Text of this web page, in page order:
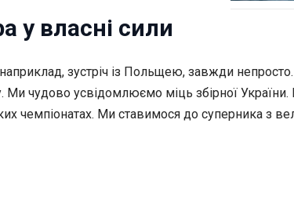
у власні сили
зустріч із Польщею, завжди
чудово усвідомлюємо міць збірної України.
чемпіонатах. Ми ставимося до суперника з